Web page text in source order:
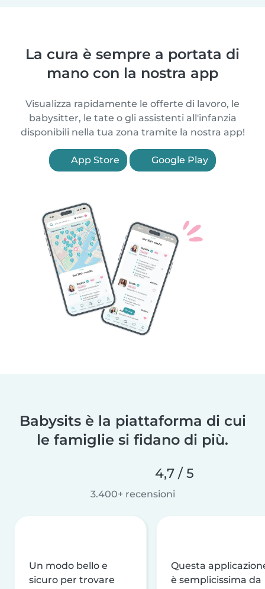
La cura è sempre a portata di
mano con la nostra app
Visualizza rapidamente le offerte di lavoro, le
babysitter, le tate o gli assistenti all'infanzia
disponibili nella tua zona tramite la nostra app!
App Store Google Play
Babysits è la piattaforma di cui
le famiglie si fidano di più.
4,7 / 5
3.400+ recensioni
Un modo bello e
sicuro per trovare
Questa
è semplicissima da